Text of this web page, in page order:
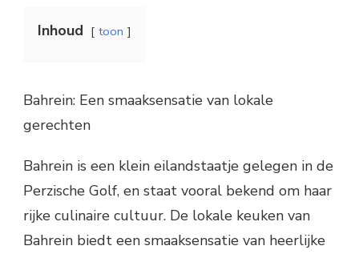
Inhoud toon
Bahrein: Een smaaksensatie van lokale
gerechten
Bahrein is een klein eilandstaatje gelegen in de
Perzische Golf, en staat vooral bekend om haar
rijke culinaire cultuur. De lokale keuken van
Bahrein biedt een smaaksensatie van heerlijke